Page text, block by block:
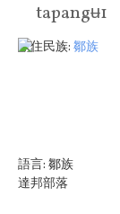
tapangʉ1
原住民族: 鄒族
語言: 鄒族
達邦部落